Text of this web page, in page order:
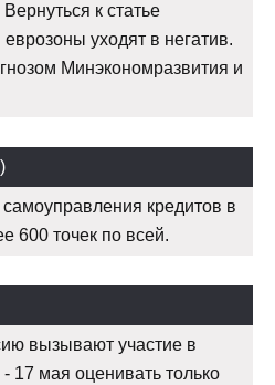
к статье
уходят в негатив.
Минэкономразвития и
кредитов в
600 точек по всей.
вызывают участие в
17 мая оценивать только